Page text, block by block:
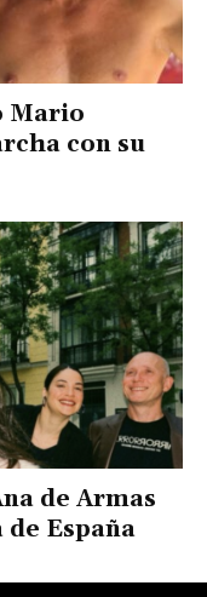
Mario
con su
de Armas
España